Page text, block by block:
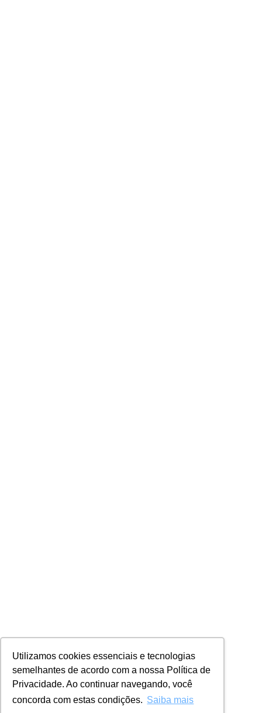
Utilizamos cookies essenciais e tecnologias
semelhantes de acordo com a nossa Política de
Privacidade. Ao continuar navegando, você
concorda com estas condições. Saiba mais